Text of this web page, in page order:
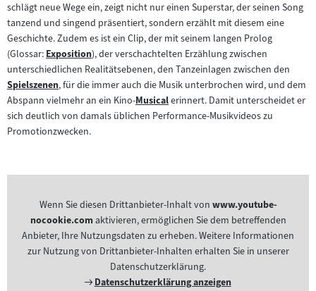
schlägt neue Wege ein, zeigt nicht nur einen Superstar, der seinen Song
tanzend und singend präsentiert, sondern erzählt mit diesem eine
Geschichte. Zudem es ist ein Clip, der mit seinem langen Prolog
(Glossar:Zum
Inhalt:
Exposition), der verschachtelten Erzählung zwischen
unterschiedlichen Realitätsebenen, den Tanzeinlagen zwischen den
Zum
Inhalt:
Spielszenen, für die immer auch die Musik unterbrochen wird, und dem
Abspann vielmehr an ein Kino-Zum
Inhalt:
Musicalerinnert. Damit unterscheidet er
sich deutlich von damals üblichen Performance-Musikvideos zu
Promotionzwecken.
Wenn Sie diesen Drittanbieter-Inhalt von www.youtube-
nocookie.comaktivieren, ermöglichen Sie dem betreffenden
Anbieter, Ihre Nutzungsdaten zu erheben. Weitere Informationen
zur Nutzung von Drittanbieter-Inhalten erhalten Sie in unserer
Datenschutzerklärung.
Externer
Datenschutzerklärung anzeigen